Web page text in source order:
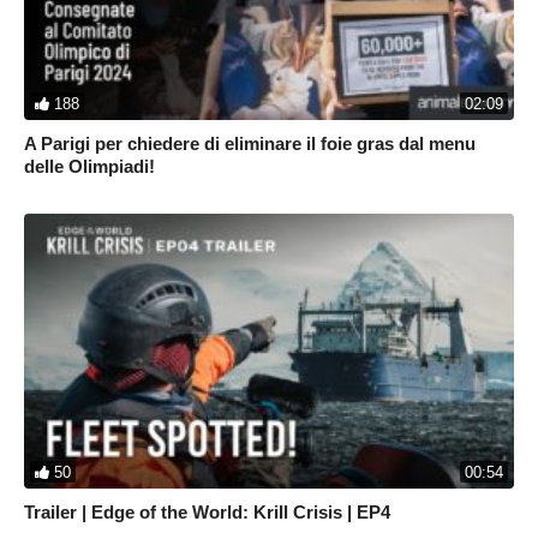
188 02:09
A Parigi per chiedere di eliminare il foie gras dal menu
delle Olimpiadi!
50 00:54
Trailer | Edge of the World: Krill Crisis | EP4